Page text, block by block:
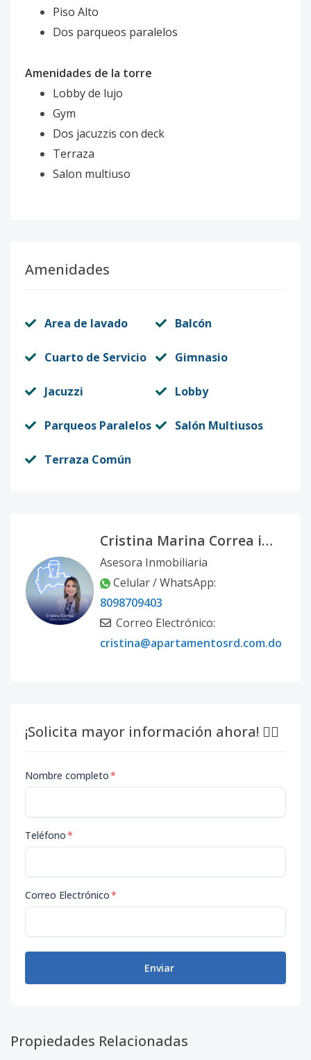
Piso Alto
Dos parqueos paralelos
Amenidades de la torre
Lobby de lujo
Gym
Dos jacuzzis con deck
Terraza
Salon multiuso
Amenidades
Area de lavado Balcón
Cuarto de Servicio Gimnasio
Jacuzzi Lobby
Parqueos Paralelos Salón Multiusos
Terraza Común
Cristina Marina Correa infante
Asesora Inmobiliaria
Celular / WhatsApp:
8098709403
Correo Electrónico:
cristina@apartamentosrd.com.do
¡Solicita mayor información ahora! 👇🏽
Nombre completo*
Teléfono*
Correo Electrónico*
Enviar
Propiedades Relacionadas